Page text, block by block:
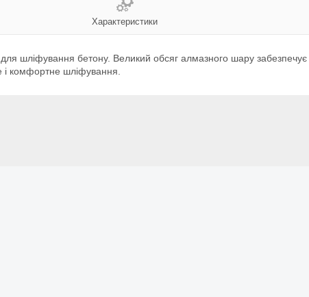
Характеристики
шліфування бетону. Великий обсяг алмазного шару забезпечує
і комфортне шліфування.